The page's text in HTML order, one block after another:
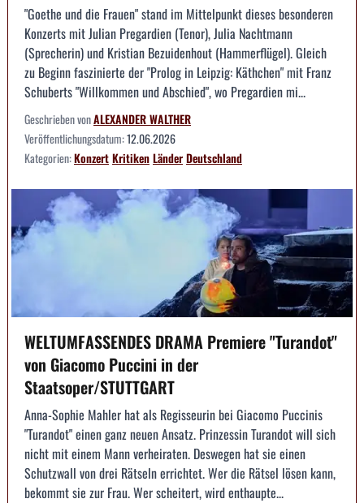
"Goethe und die Frauen" stand im Mittelpunkt dieses besonderen
Konzerts mit Julian Pregardien (Tenor), Julia Nachtmann
(Sprecherin) und Kristian Bezuidenhout (Hammerflügel). Gleich
zu Beginn faszinierte der "Prolog in Leipzig: Käthchen" mit Franz
Schuberts "Willkommen und Abschied", wo Pregardien mi...
Geschrieben vonALEXANDER WALTHER
Veröffentlichungsdatum:12.06.2026
Kategorien:KonzertKritikenLänderDeutschland
WELTUMFASSENDES DRAMA Premiere "Turandot"
von Giacomo Puccini in der
Staatsoper/STUTTGART
Anna-Sophie Mahler hat als Regisseurin bei Giacomo Puccinis
"Turandot" einen ganz neuen Ansatz. Prinzessin Turandot will sich
nicht mit einem Mann verheiraten. Deswegen hat sie einen
Schutzwall von drei Rätseln errichtet. Wer die Rätsel lösen kann,
bekommt sie zur Frau. Wer scheitert, wird enthaupte...